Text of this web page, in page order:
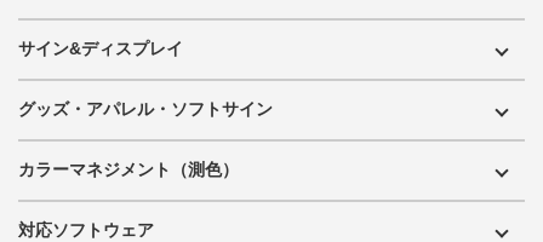
サイン&ディスプレイ
グッズ・アパレル・ソフトサイン
カラーマネジメント（測色）
対応ソフトウェア